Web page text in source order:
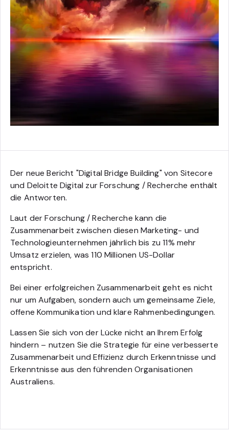
Der neue Bericht "Digital Bridge Building" von Sitecore
und Deloitte Digital zur Forschung / Recherche enthält
die Antworten.
Laut der Forschung / Recherche kann die
Zusammenarbeit zwischen diesen Marketing- und
Technologieunternehmen jährlich bis zu 11% mehr
Umsatz erzielen, was 110 Millionen US-Dollar
entspricht.
Bei einer erfolgreichen Zusammenarbeit geht es nicht
nur um Aufgaben, sondern auch um gemeinsame Ziele,
offene Kommunikation und klare Rahmenbedingungen.
Lassen Sie sich von der Lücke nicht an Ihrem Erfolg
hindern – nutzen Sie die Strategie für eine verbesserte
Zusammenarbeit und Effizienz durch Erkenntnisse und
Erkenntnisse aus den führenden Organisationen
Australiens.